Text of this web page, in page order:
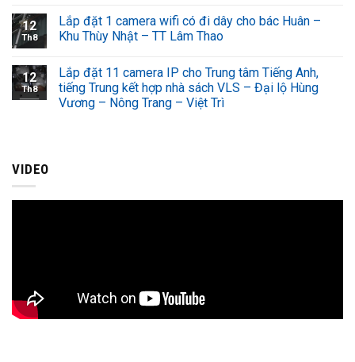
12
Th8
Lắp đặt 1 camera wifi có đi dây cho bác Huân –
Khu Thùy Nhật – TT Lâm Thao
12
Th8
Lắp đặt 11 camera IP cho Trung tâm Tiếng Anh,
tiếng Trung kết hợp nhà sách VLS – Đại lộ Hùng
Vương – Nông Trang – Việt Trì
VIDEO